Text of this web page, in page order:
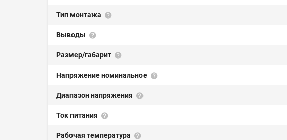
Тип монтажа
Выводы
Размер/габарит
Напряжение номинальное
Диапазон напряжения
Ток питания
Рабочая температура